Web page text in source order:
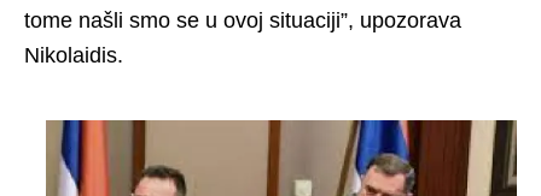
tome našli smo se u ovoj situaciji”, upozorava
Nikolaidis.